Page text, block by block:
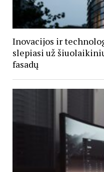
Inovacijos ir
slepiasi už
fasadų